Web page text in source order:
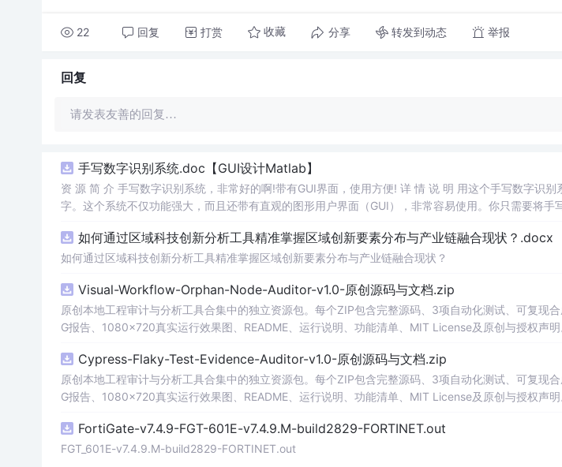
22 回复 打赏 收藏 分享 转发到动态 举报
回复
请发表友善的回复…
手写数字识别系统.doc【GUI设计Matlab】
资 源 简 介 手写数字识别系统，非常好的啊!带有GUI界面，使用方便! 详 情 说 明 用这个手写数字识别
字。这个系统不仅功能强大，而且还带有直观的图形用户界面（GUI），非常容易使用。你只需要将手
便和实用的工具，你一定会喜欢它的！
如何通过区域科技创新分析工具精准掌握区域创新要素分布与产业链融合现状？.docx
如何通过区域科技创新分析工具精准掌握区域创新要素分布与产业链融合现状？
Visual-Workflow-Orphan-Node-Auditor-v1.0-原创源码与文档.zip
原创本地工程审计与分析工具合集中的独立资源包。每个ZIP包含完整源码、3项自动化测试、可复现
G报告、1080×720真实运行效果图、README、运行说明、功能清单、MIT License及原创与授权声
源码、Logo、官方截图、论文、生产日志或其他受限素材。适合前端开发、AI应用工程、测试审计和课
Cypress-Flaky-Test-Evidence-Auditor-v1.0-原创源码与文档.zip
原创本地工程审计与分析工具合集中的独立资源包。每个ZIP包含完整源码、3项自动化测试、可复现
G报告、1080×720真实运行效果图、README、运行说明、功能清单、MIT License及原创与授权声
源码、Logo、官方截图、论文、生产日志或其他受限素材。适合前端开发、AI应用工程、测试审计和课
FortiGate-v7.4.9-FGT-601E-v7.4.9.M-build2829-FORTINET.out
FGT_601E-v7.4.9.M-build2829-FORTINET.out